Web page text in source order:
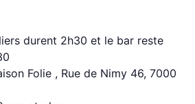
durent 2h30 et le bar reste
Folie , Rue de Nimy 46, 7000